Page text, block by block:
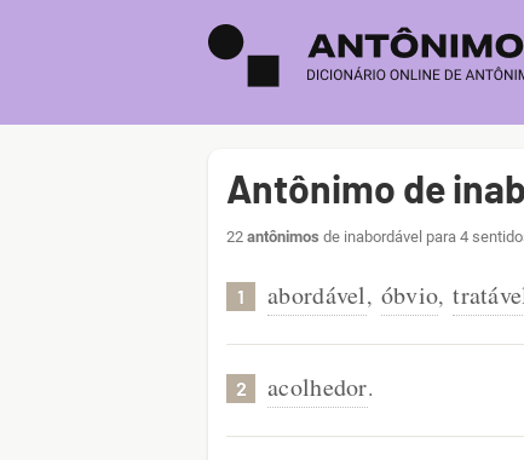
Antônimo de
22 antônimos de inabordável para 4
1 abordável, óbvio,
2 acolhedor.